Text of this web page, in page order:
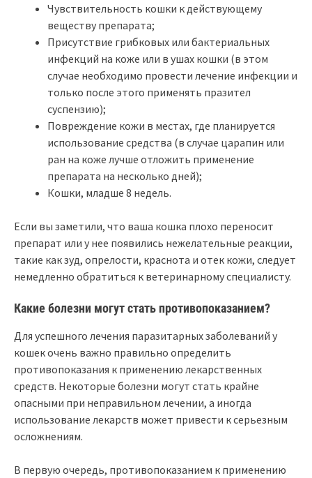
Чувствительность кошки к действующему
веществу препарата;
Присутствие грибковых или бактериальных
инфекций на коже или в ушах кошки (в этом
случае необходимо провести лечение инфекции и
только после этого применять празител
суспензию);
Повреждение кожи в местах, где планируется
использование средства (в случае царапин или
ран на коже лучше отложить применение
препарата на несколько дней);
Кошки, младше 8 недель.
Если вы заметили, что ваша кошка плохо переносит
препарат или у нее появились нежелательные реакции,
такие как зуд, опрелости, краснота и отек кожи, следует
немедленно обратиться к ветеринарному специалисту.
Какие болезни могут стать противопоказанием?
Для успешного лечения паразитарных заболеваний у
кошек очень важно правильно определить
противопоказания к применению лекарственных
средств. Некоторые болезни могут стать крайне
опасными при неправильном лечении, а иногда
использование лекарств может привести к серьезным
осложнениям.
В первую очередь, противопоказанием к применению